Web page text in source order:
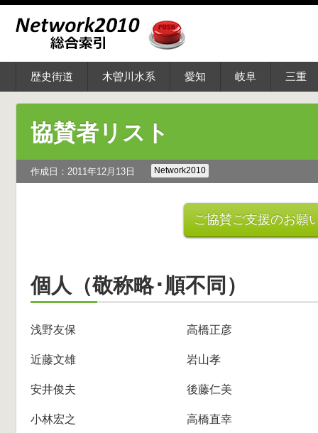
歴史街道 木曽川水系 愛知 岐阜 三重
協賛者リスト
作成日：2011年12月13日 Network2010
ご協賛ご支援のお願
個人（敬称略･順不同）
浅野友保
近藤文雄
安井俊夫
小林宏之
高橋正彦
岩山孝
後藤仁美
高橋直幸